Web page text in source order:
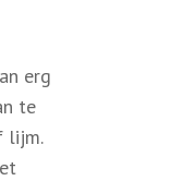
erg
te
lijm.